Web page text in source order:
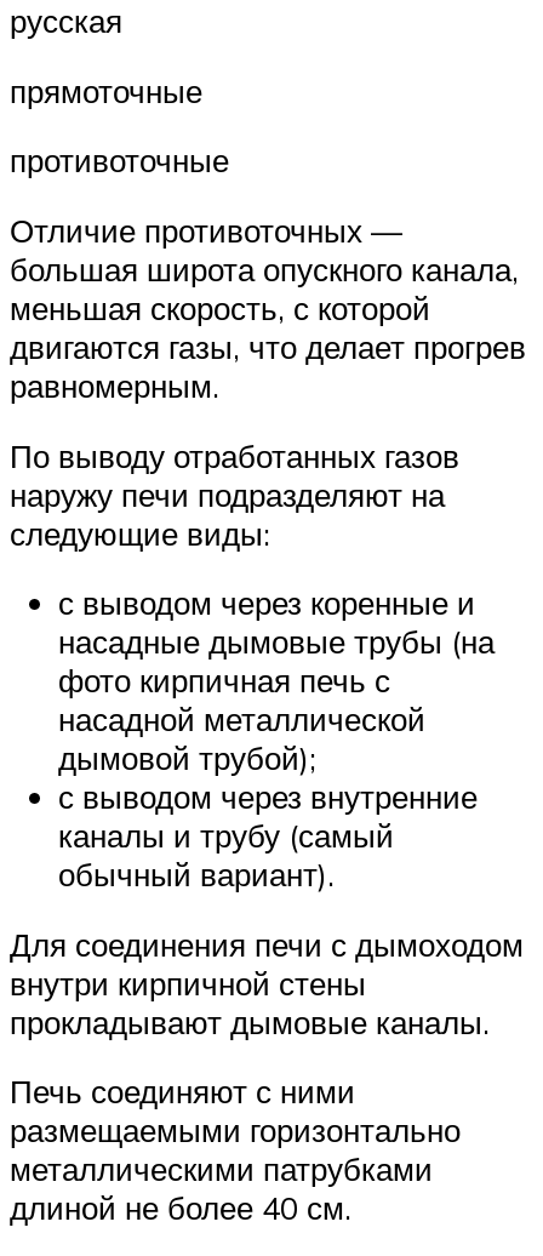
русская
прямоточные
противоточные
Отличие противоточных —
большая широта опускного канала,
меньшая скорость, с которой
двигаются газы, что делает прогрев
равномерным.
По выводу отработанных газов
наружу печи подразделяют на
следующие виды:
с выводом через коренные и
насадные дымовые трубы (на
фото кирпичная печь с
насадной металлической
дымовой трубой);
с выводом через внутренние
каналы и трубу (самый
обычный вариант).
Для соединения печи с дымоходом
внутри кирпичной стены
прокладывают дымовые каналы.
Печь соединяют с ними
размещаемыми горизонтально
металлическими патрубками
длиной не более 40 см.